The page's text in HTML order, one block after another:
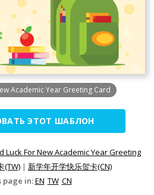
Academic Year Greeting Card
ЭТОТ ШАБЛОН
Luck For New Academic Year Greeting
(TW) | 新学年开学快乐贺卡(CN)
page in:EN TW CN